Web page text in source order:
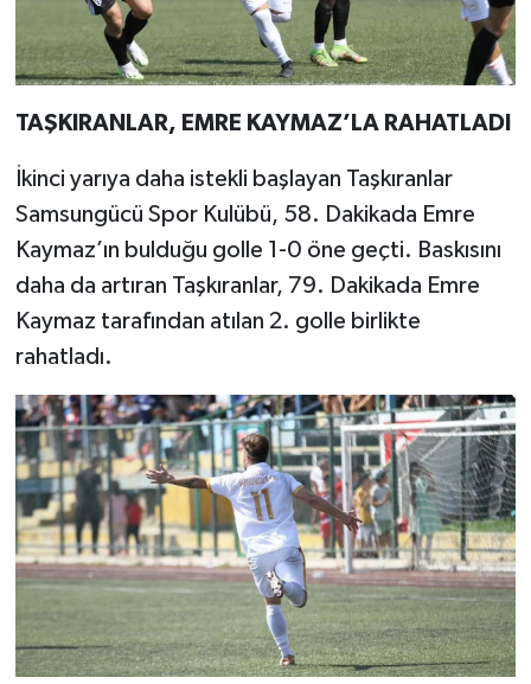
TAŞKIRANLAR, EMRE KAYMAZ’LA RAHATLADI
İkinci yarıya daha istekli başlayan Taşkıranlar
Samsungücü Spor Kulübü, 58. Dakikada Emre
Kaymaz’ın bulduğu golle 1-0 öne geçti. Baskısını
daha da artıran Taşkıranlar, 79. Dakikada Emre
Kaymaz tarafından atılan 2. golle birlikte
rahatladı.